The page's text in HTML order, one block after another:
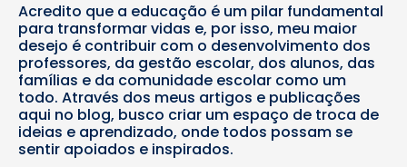
Acredito que a educação é um pilar fundamental
para transformar vidas e, por isso, meu maior
desejo é contribuir com o desenvolvimento dos
professores, da gestão escolar, dos alunos, das
famílias e da comunidade escolar como um
todo. Através dos meus artigos e publicações
aqui no blog, busco criar um espaço de troca de
ideias e aprendizado, onde todos possam se
sentir apoiados e inspirados.